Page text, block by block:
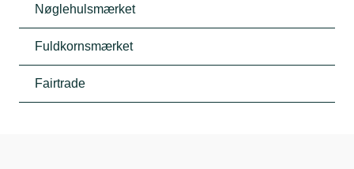
Nøglehulsmærket
Fuldkornsmærket
Fairtrade